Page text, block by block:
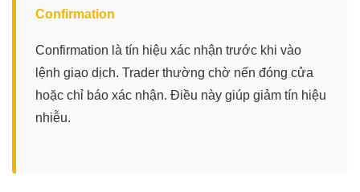
Confirmation
Confirmation là tín hiệu xác nhận trước khi vào
lệnh giao dịch. Trader thường chờ nến đóng cửa
hoặc chỉ báo xác nhận. Điều này giúp giảm tín hiệu
nhiễu.